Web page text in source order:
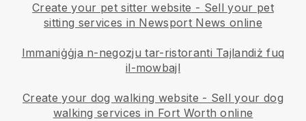
Create your pet sitter website - Sell your pet
sitting services in Newsport News online
Immaniġġja n-negozju tar-ristoranti Tajlandiż fuq
il-mowbajl
Create your dog walking website - Sell your dog
walking services in Fort Worth online